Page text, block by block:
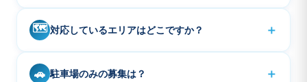
あればまとめて確認も可能です。本当に募集している
🗺️ 対応しているエリアはどこですか？ ＋
崎、五反田、東京湾岸有明、お台場、豊洲周辺を中心に
🚗 駐車場のみの募集は？ ＋